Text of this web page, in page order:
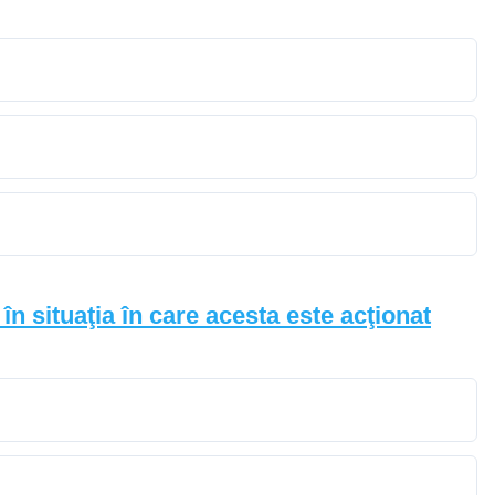
situaţia în care acesta este acţionat